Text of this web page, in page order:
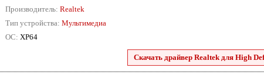
Производитель: Realtek
Тип устройства: Мультимедиа
ОС: XP64
Скачать драйвер Realtek для High